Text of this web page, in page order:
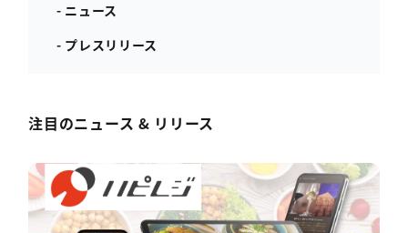
- ニュース
- プレスリリース
注目のニュース & リリース